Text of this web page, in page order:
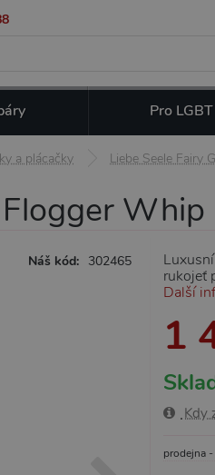
Pro LGBT
a plácačky Liebe Seele Fairy
Náš kód: 302465
rukojeť
Další
1
Kdy
prodejna